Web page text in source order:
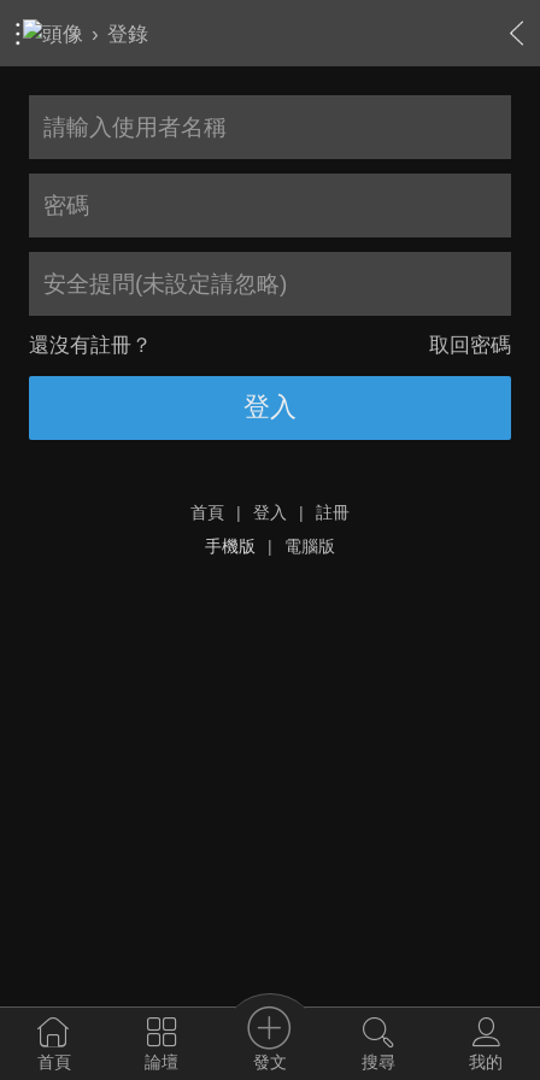
› 登錄
安全提問(未設定請忽略)
還沒有註冊？ 取回密碼
登入
首頁 | 登入 |
註冊
手機版
| 電腦版
首頁 論壇 發文 搜尋 我的